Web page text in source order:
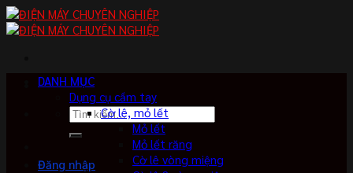
Skip
to
Tìm
kiếm:
Đăng nhập
DANH MỤC
Dụng cụ cầm tay
Cờ lê, mỏ lết
Mỏ lết
Mỏ lết răng
Cờ lê vòng miệng